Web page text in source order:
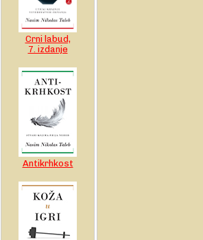
Crni labud,
7. izdanje
Antikrhkost